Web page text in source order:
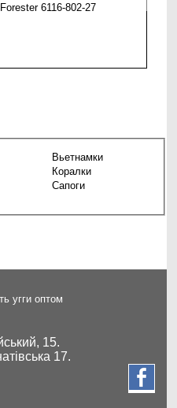
6116-802-27
Вьетнамки
Коралки
Сапоги
угги оптом
15.
17.